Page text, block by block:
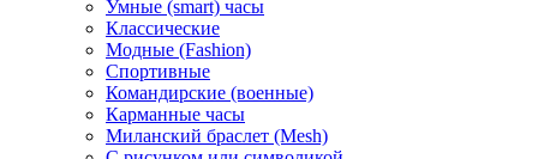
Умные (smart) часы
Классические
Модные (Fashion)
Спортивные
Командирские (военные)
Карманные часы
Миланский браслет (Mesh)